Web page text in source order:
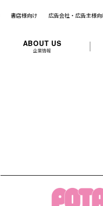
書店様向け 広告会社・広告主様向
ABOUT US
企業情報